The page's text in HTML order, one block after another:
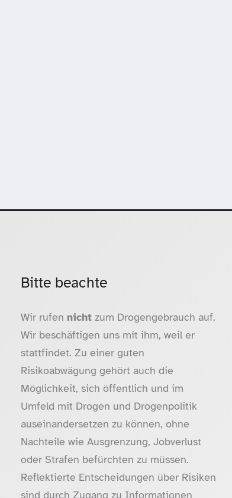
Bitte beachte
Wir rufen nicht zum Drogengebrauch auf.
Wir beschäftigen uns mit ihm, weil er
stattfindet. Zu einer guten
Risikoabwägung gehört auch die
Möglichkeit, sich öffentlich und im
Umfeld mit Drogen und Drogenpolitik
auseinandersetzen zu können, ohne
Nachteile wie Ausgrenzung, Jobverlust
oder Strafen befürchten zu müssen.
Reflektierte Entscheidungen über Risiken
sind durch Zugang zu Informationen